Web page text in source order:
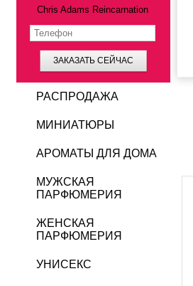
Chris Adams Reincarnation
ЗАКАЗАТЬ СЕЙЧАС
РАСПРОДАЖА
МИНИАТЮРЫ
АРОМАТЫ ДЛЯ ДОМА
МУЖСКАЯ
ПАРФЮМЕРИЯ
ЖЕНСКАЯ
ПАРФЮМЕРИЯ
УНИСЕКС